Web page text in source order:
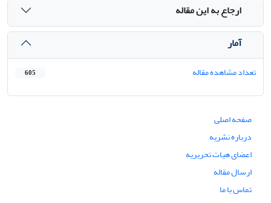
ارجاع به این مقاله
آمار
تعداد مشاهده مقاله 605
صفحه اصلی
درباره نشریه
اعضای هیات تحریریه
ارسال مقاله
تماس با ما